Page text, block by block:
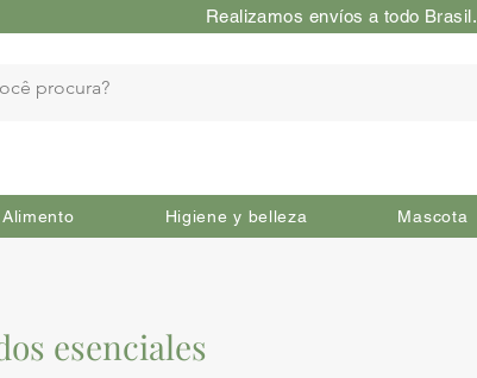
Realizamos envíos a todo Brasil.
Alimento Higiene y belleza Mascota
esenciales